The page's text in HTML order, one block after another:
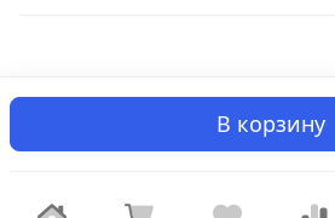
В корзину